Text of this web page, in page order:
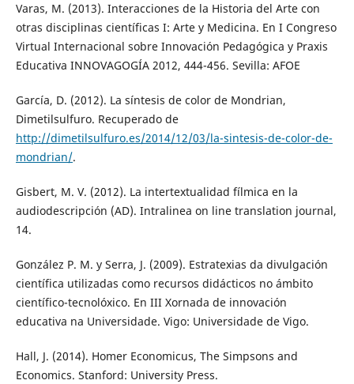
Varas, M. (2013). Interacciones de la Historia del Arte con
otras disciplinas científicas I: Arte y Medicina. En I Congreso
Virtual Internacional sobre Innovación Pedagógica y Praxis
Educativa INNOVAGOGÍA 2012, 444-456. Sevilla: AFOE
García, D. (2012). La síntesis de color de Mondrian,
Dimetilsulfuro. Recuperado de
http://dimetilsulfuro.es/2014/12/03/la-sintesis-de-color-de-
mondrian/.
Gisbert, M. V. (2012). La intertextualidad fílmica en la
audiodescripción (AD). Intralinea on line translation journal,
14.
González P. M. y Serra, J. (2009). Estratexias da divulgación
científica utilizadas como recursos didácticos no ámbito
científico-tecnolóxico. En III Xornada de innovación
educativa na Universidade. Vigo: Universidade de Vigo.
Hall, J. (2014). Homer Economicus, The Simpsons and
Economics. Stanford: University Press.